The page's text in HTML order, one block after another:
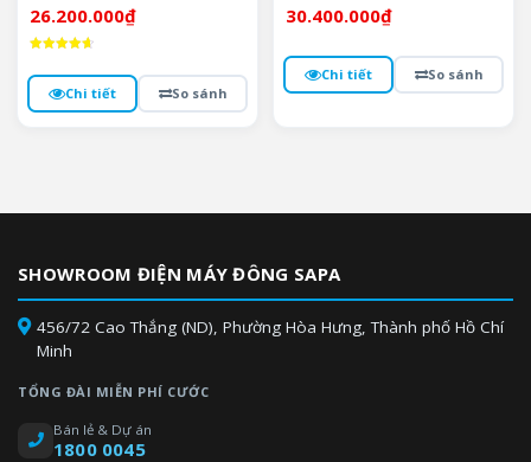
26.200.000₫
5 saoChi tiết So sánh
30.400.000₫
Chi tiết So sánh
SHOWROOM ĐIỆN MÁY ĐÔNG SAPA
456/72 Cao Thắng (ND), Phường Hòa Hưng, Thành phố Hồ Chí
Minh
TỔNG ĐÀI MIỄN PHÍ CƯỚC
Bán lẻ & Dự án
1800 0045